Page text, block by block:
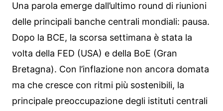
Una parola emerge dall’ultimo round di riunioni
delle principali banche centrali mondiali: pausa.
Dopo la BCE, la scorsa settimana è stata la
volta della FED (USA) e della BoE (Gran
Bretagna). Con l’inflazione non ancora domata
ma che cresce con ritmi più sostenibili, la
principale preoccupazione degli istituti centrali